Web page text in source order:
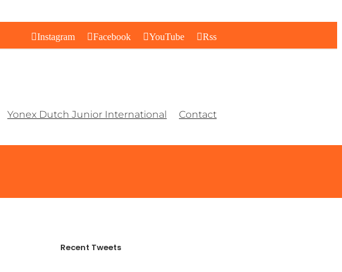
Instagram Facebook YouTube Rss
Yonex Dutch Junior International Contact
Recent Tweets